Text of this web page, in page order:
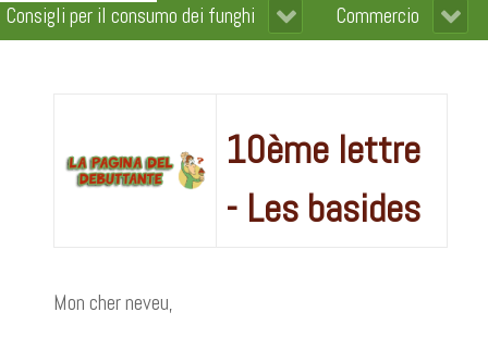
Consigli per il consumo dei funghi
Commercio
10ème lettre
- Les basides
Mon cher neveu,